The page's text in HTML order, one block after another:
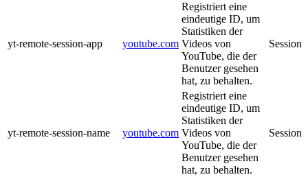
yt-remote-session-app youtube.com
Registriert eine
eindeutige ID, um
Statistiken der
Videos von
YouTube, die der
Benutzer gesehen
hat, zu behalten.
Session
yt-remote-session-name youtube.com
Registriert eine
eindeutige ID, um
Statistiken der
Videos von
YouTube, die der
Benutzer gesehen
hat, zu behalten.
Session